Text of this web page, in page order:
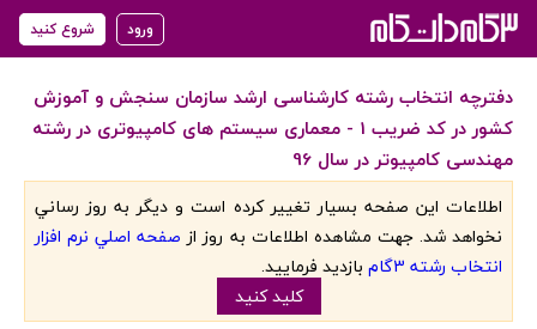
ورود شروع کنید
دفترچه انتخاب رشته کارشناسی ارشد سازمان سنجش و آموزش
کشور در کد ضریب 1 - معماری سیستم های کامپیوتری در رشته
مهندسی کامپیوتر در سال 96
اطلاعات اين صفحه بسيار تغيير کرده است و ديگر به روز رساني
نخواهد شد. جهت مشاهده اطلاعات به روز از صفحه اصلي نرم افزار
انتخاب رشته 3گام
بازديد فرماييد.
کليد کنيد